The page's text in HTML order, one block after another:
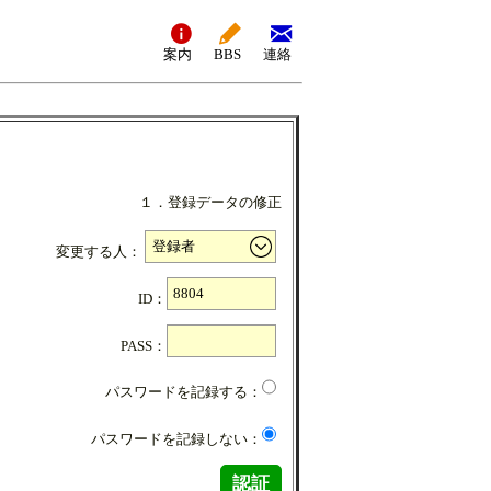
案内 BBS 連絡
１．登録データの修正
変更する人：
ID：
PASS：
パスワードを記録する：
パスワードを記録しない：
認証